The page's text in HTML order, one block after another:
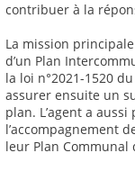
contribuer à la
La mission
d’un Plan
la loi n°2021-1520
assurer ensuite un
plan. L’agent a
l’accompagnement
leur Plan Communal